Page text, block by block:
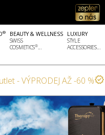
®
BEAUTY & WELLNESS
SWISS
COSMETICS®...
LUXURY
STYLE
ACCESSORIES...
- VÝPRODEJ AŽ -60 %